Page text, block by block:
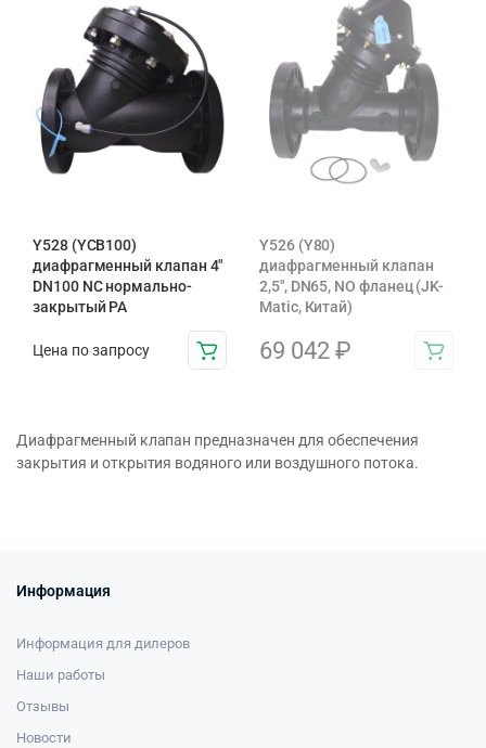
Y528 (YCB100)
диафрагменный клапан 4″
DN100 NC нормально-
закрытый PA
Цена по запросу
Y526 (Y80)
диафрагменный клапан
2,5″, DN65, NO фланец (JK-
Matic, Китай)
69 042 ₽
Диафрагменный клапан предназначен для обеспечения
закрытия и открытия водяного или воздушного потока.
Информация
Информация для дилеров
Наши работы
Отзывы
Новости